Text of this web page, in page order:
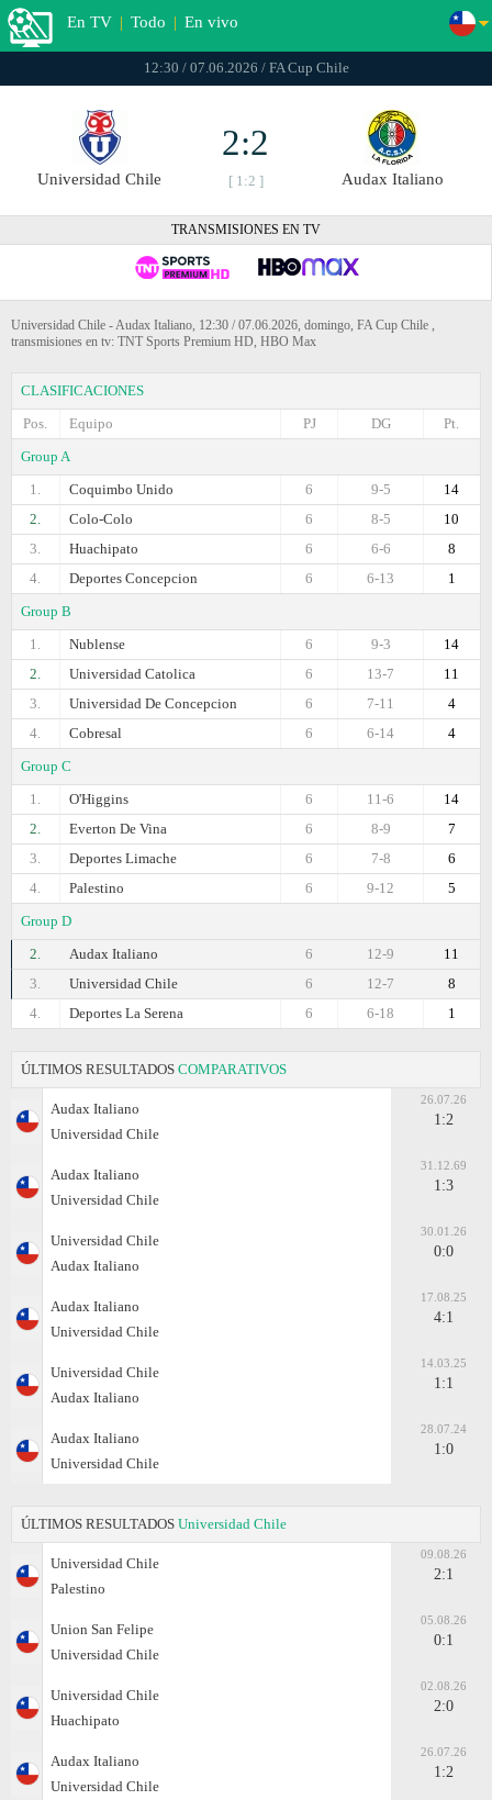
En TV | Todo | En vivo
12:30 / 07.06.2026 / FA Cup Chile
Universidad Chile
2:2
[ 1:2 ] Audax Italiano
TRANSMISIONES EN TV
Universidad Chile - Audax Italiano, 12:30 / 07.06.2026, domingo, FA Cup Chile ,
transmisiones en tv: TNT Sports Premium HD, HBO Max
CLASIFICACIONES
Pos.
Equipo Pt.
DG
PJ
Group A
1.
Coquimbo Unido 14
9-5
6
2.
Colo-Colo 10
8-5
6
3.
Huachipato 8
6-6
6
4.
Deportes Concepcion 1
6-13
6
Group B
1.
Nublense 14
9-3
6
2.
Universidad Catolica 11
13-7
6
3.
Universidad De Concepcion 4
7-11
6
4.
Cobresal 4
6-14
6
Group C
1.
O'Higgins 14
11-6
6
2.
Everton De Vina 7
8-9
6
3.
Deportes Limache 6
7-8
6
4.
Palestino 5
9-12
6
Group D
2.
Audax Italiano 11
12-9
6
3.
Universidad Chile 8
12-7
6
4.
Deportes La Serena 1
6-18
6
ÚLTIMOS RESULTADOS COMPARATIVOS
Audax Italiano
Universidad Chile
26.07.26
1:2
Audax Italiano
Universidad Chile
31.12.69
1:3
Universidad Chile
Audax Italiano
30.01.26
0:0
Audax Italiano
Universidad Chile
17.08.25
4:1
Universidad Chile
Audax Italiano
14.03.25
1:1
Audax Italiano
Universidad Chile
28.07.24
1:0
ÚLTIMOS RESULTADOS Universidad Chile
Universidad Chile
Palestino
09.08.26
2:1
Union San Felipe
Universidad Chile
05.08.26
0:1
Universidad Chile
Huachipato
02.08.26
2:0
Audax Italiano
Universidad Chile
26.07.26
1:2